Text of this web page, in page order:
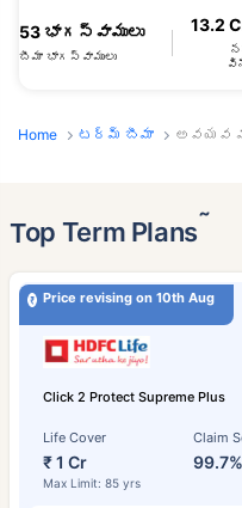
53 భాగస్వాములు
బీమా భాగస్వాములు
13.2
Home టర్మ్ బీమా అవయవ
Top Term Plans˜
Price revising on 10th Aug
Click 2 Protect Supreme Plus
Life Cover
₹ 1 Cr
Max Limit: 85 yrs
Claim
99.7%